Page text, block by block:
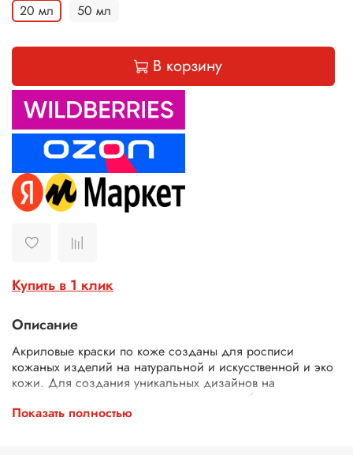
20 мл 50 мл
В корзину
Купить в 1 клик
Описание
Акриловые краски по коже созданы для росписи
кожаных изделий на натуральной и искусственной и эко
кожи. Для создания уникальных дизайнов на
кроссовках, куртках, сумках, кошельках, обложках.
Водостойкие краски акриловые для кожи представляют
Показать полностью